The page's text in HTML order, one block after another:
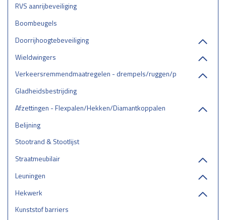
RVS aanrijbeveiliging
Boombeugels
Doorrijhoogtebeveiliging
Wieldwingers
Verkeersremmendmaatregelen - drempels/ruggen/parkeerstops
Gladheidsbestrijding
Afzettingen - Flexpalen/Hekken/Diamantkoppalen
Belijning
Stootrand & Stootlijst
Straatmeubilair
Leuningen
Hekwerk
Kunststof barriers